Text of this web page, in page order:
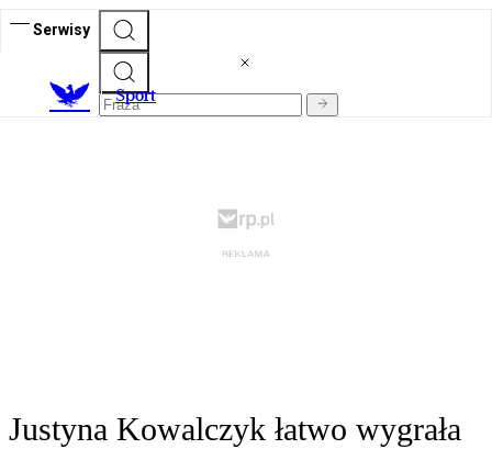
Serwisy
Sport
Justyna Kowalczyk łatwo wygrała